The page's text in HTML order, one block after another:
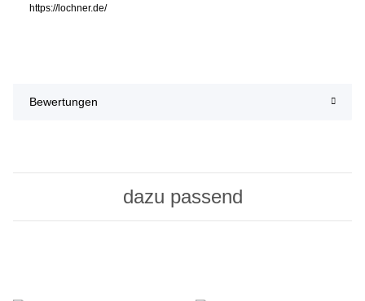
https://lochner.de/
Bewertungen
dazu passend